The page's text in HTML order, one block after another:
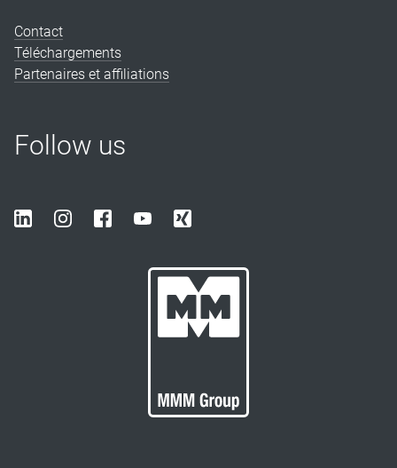
Contact
Téléchargements
Partenaires et affiliations
Follow us